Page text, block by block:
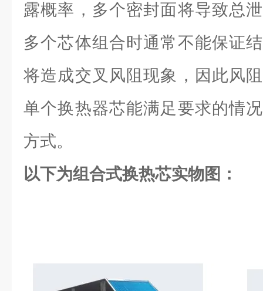
露概率，多个密封面将导致总
多个芯体组合时通常不能保证
将造成交叉风阻现象，因此风
单个换热器芯能满足要求的情
方式。
以下为组合式换热芯实物图：